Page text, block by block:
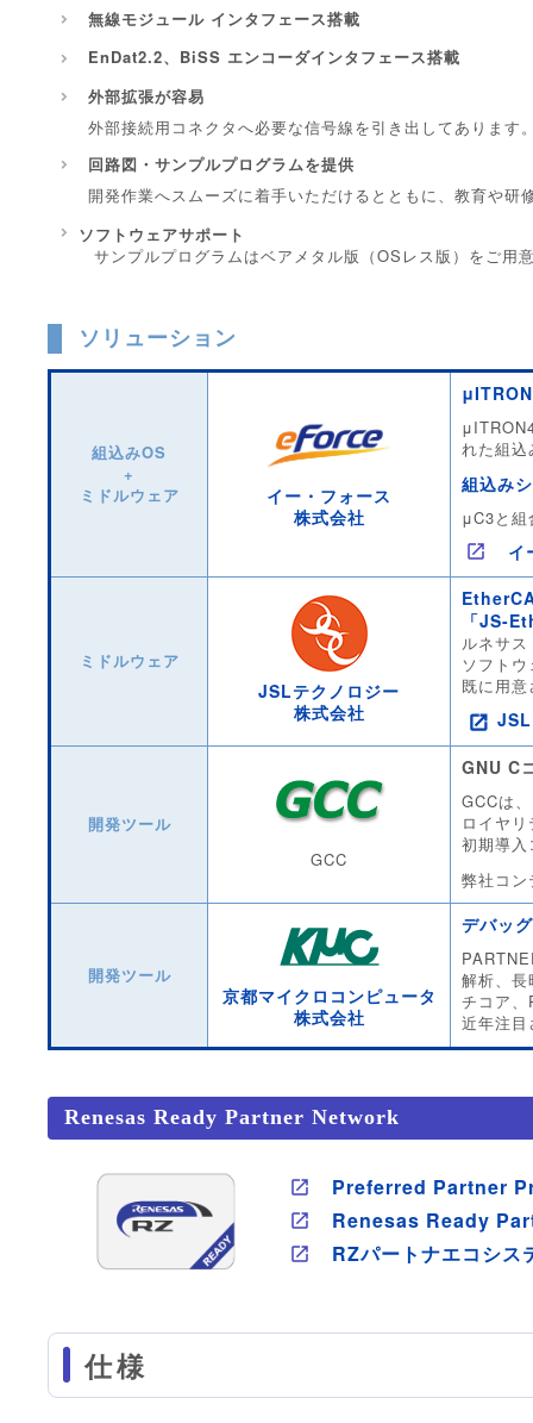
無線モジュール インタフェース搭載
EnDat2.2、BiSS エンコーダインタフェース搭載
外部拡張が容易
外部接続用コネクタへ必要な信号線を引き出してあります
回路図・サンプルプログラムを提供
開発作業へスムーズに着手いただけるとともに、教育や研
ソフトウェアサポート
サンプルプログラムはベアメタル版（OSレス版）をご用
ソリューション
組込みOS
+
ミドルウェア
イー・フォース
株式会社
れた組
組込み
μC3と組
イ
ミドルウェア
JSLテクノロジー
株式会社
「JS-
ルネサ
ソフト
既に用
JSL
開発ツール
GCC
GNU C
GCCは
ロイヤ
初期導
弊社コ
開発ツール
京都マイクロコンピュータ
株式会社
デバッ
解析、
チコア
近年注
Renesas Ready Partner Network
Preferred Partner
Renesas Ready
RZパートナエコシス
仕様